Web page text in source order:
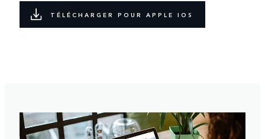
TÉLÉCHARGER POUR APPLE IOS